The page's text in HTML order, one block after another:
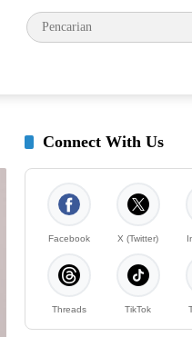
Connect With Us
Facebook X (Twitter)
Threads TikTok